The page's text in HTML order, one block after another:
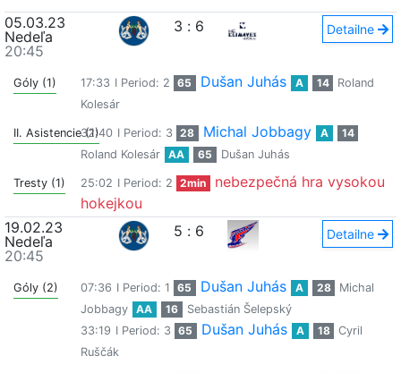
05.03.23
Nedeľa
20:45
3 : 6 Detailne
Góly (1) 17:33 I Period: 2 65 Dušan Juhás A 14
Roland
Kolesár
II. Asistencie (1)
32:40 I Period: 3 28 Michal Jobbagy A
14
Roland Kolesár
AA 65 Dušan Juhás
Tresty (1) 25:02 I Period: 2 2min
nebezpečná hra vysokou
hokejkou
19.02.23
Nedeľa
20:45
5 : 6 Detailne
Góly (2) 07:36 I Period: 1 65 Dušan Juhás A 28
Michal
Jobbagy
AA 16
Sebastián Šelepský
33:19 I Period: 3 65 Dušan Juhás A 18
Cyril
Ruščák